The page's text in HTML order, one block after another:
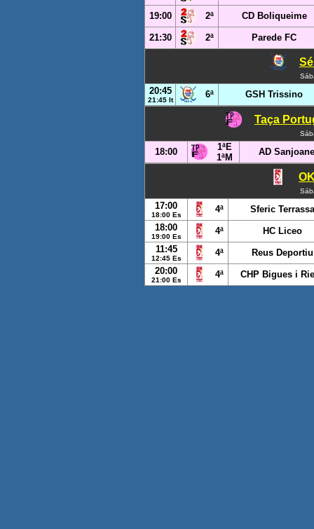
19:00 2ª CD Boliqueime
21:30 2ª Parede FC
20:45
21:45 It
6ª GSH Trissino
Taça
18:00
1ªE
1ªM
AD
17:00
18:00 Es
4ª
Sferic Terrassa
18:00
19:00 Es
4ª
HC Liceo
11:45
12:45 Es
4ª
Reus Deportiu
20:00
21:00 Es
4ª CHP Bigues i